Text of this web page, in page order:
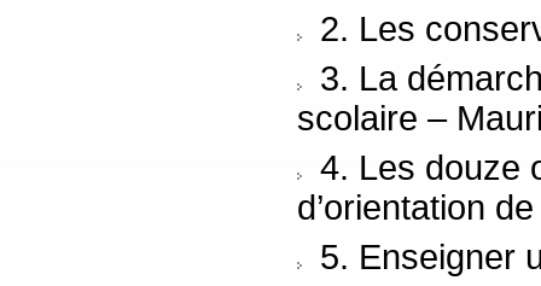
2. Les
3. La
scolaire –
4. Les douze
d’orientation
5. Enseigner